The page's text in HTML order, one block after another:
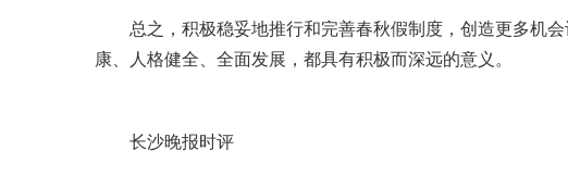
总之，积极稳妥地推行和完善春秋假制度，创造更多机
康、人格健全、全面发展，都具有积极而深远的意义。
长沙晚报时评